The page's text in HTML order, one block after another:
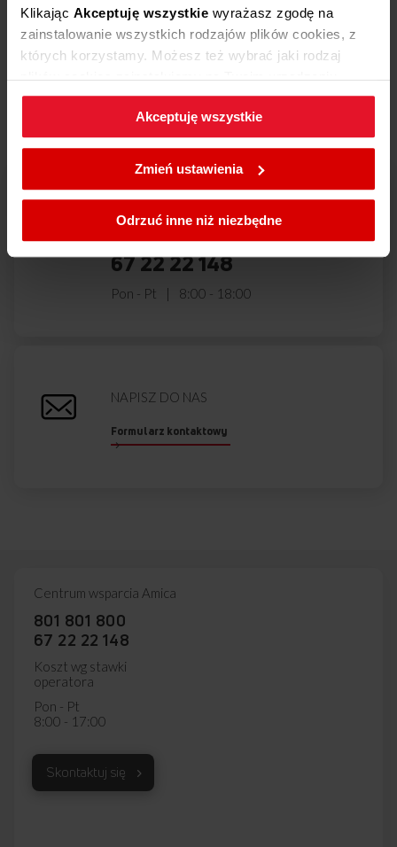
Klikając Akceptuję wszystkie wyrażasz zgodę na
zainstalowanie wszystkich rodzajów plików cookies, z
których korzystamy. Możesz też wybrać jaki rodzaj
plików cookies zainstalujemy na Twoim urządzeniu,
klikającZmień ustawienia.
W każdej chwili możesz zmienić wybrane przez Ciebie
ustawienia plików cookies wchodząc w zakładkę
Akceptuję wszystkie
Zmień ustawienia
Odrzuć inne niż niezbędne
Masz pytania?Skontaktuj się z
nami!
801 801 800
67 22 22 148
Pon - Pt 8:00 - 18:00
NAPISZ DO NAS
Formularz kontaktowy
Centrum wsparcia Amica
801 801 800
67 22 22 148
Koszt wg stawki
operatora
Pon - Pt
8:00 - 17:00
Skontaktuj się